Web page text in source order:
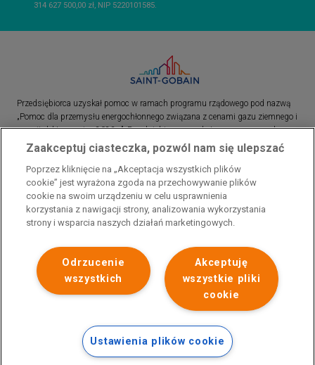
314 627 500,00 zł, NIP 5220101585.
Polityka prywatności
Przedsiębiorca uzyskał pomoc w ramach programu rządowego pod nazwą
„Pomoc dla przemysłu energochłonnego związana z cenami gazu ziemnego i
energii elektrycznej w 2023 r.”. Przedsiębiorca uzyskał pomoc w ramach
programu rządowego pod nazwą: „Pomoc dla sektorów energochłonnych
związana z nagłymi wzrostami cen gazu ziemnego i energii elektrycznej w
2022 r.”
Zaakceptuj ciasteczka, pozwól nam się ulepszać
Poprzez kliknięcie na „Akceptacja wszystkich plików
cookie” jest wyrażona zgoda na przechowywanie plików
cookie na swoim urządzeniu w celu usprawnienia
korzystania z nawigacji strony, analizowania wykorzystania
strony i wsparcia naszych działań marketingowych.
Akceptuję
wszystkie pliki
cookie
Odrzucenie
wszystkich
Ustawienia plików cookie